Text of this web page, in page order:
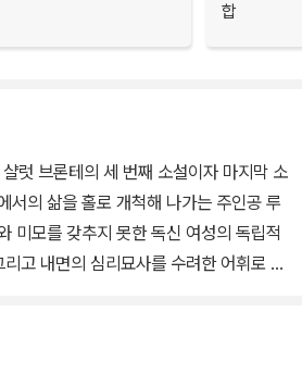
합
럿 브론테의 세 번째 소설이자 마지막 소
서의 삶을 홀로 개척해 나가는 주인공 루
미모를 갖추지 못한 독신 여성의 독립적
고 내면의 심리묘사를 수려한 어휘로 표